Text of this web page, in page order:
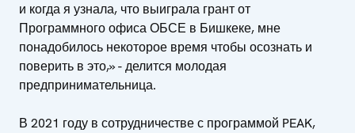
и когда я узнала, что выиграла грант от
Программного офиса ОБСЕ в Бишкеке, мне
понадобилось некоторое время чтобы осознать и
поверить в это,» - делится молодая
предпринимательница.
В 2021 году в сотрудничестве с программой PEAK,